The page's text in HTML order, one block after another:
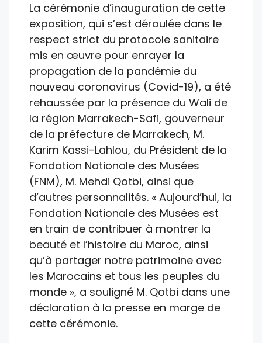
La cérémonie d’inauguration de cette
exposition, qui s’est déroulée dans le
respect strict du protocole sanitaire
mis en œuvre pour enrayer la
propagation de la pandémie du
nouveau coronavirus (Covid-19), a été
rehaussée par la présence du Wali de
la région Marrakech-Safi, gouverneur
de la préfecture de Marrakech, M.
Karim Kassi-Lahlou, du Président de la
Fondation Nationale des Musées
(FNM), M. Mehdi Qotbi, ainsi que
d’autres personnalités. « Aujourd’hui, la
Fondation Nationale des Musées est
en train de contribuer à montrer la
beauté et l’histoire du Maroc, ainsi
qu’à partager notre patrimoine avec
les Marocains et tous les peuples du
monde », a souligné M. Qotbi dans une
déclaration à la presse en marge de
cette cérémonie.